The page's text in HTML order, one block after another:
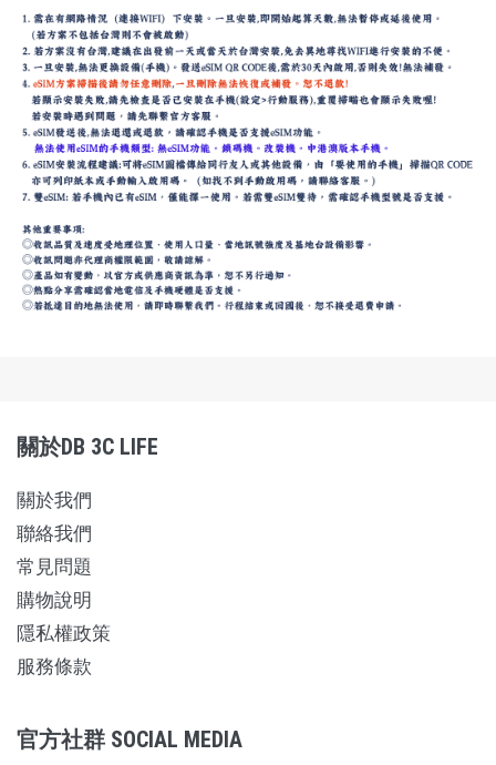
關於DB 3C LIFE
關於我們
聯絡我們
常見問題
購物說明
隱私權政策
服務條款
官方社群 SOCIAL MEDIA